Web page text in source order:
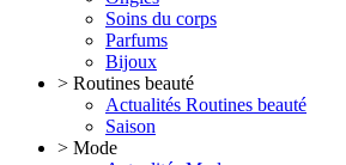
Soins du corps
Parfums
Bijoux
> Routines beauté
Actualités Routines beauté
Saison
> Mode